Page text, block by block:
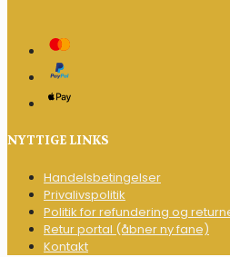
NYTTIGE LINKS
Handelsbetingelser
Privalivspolitik
Politik for refundering og
Retur portal (åbner ny fane)
Kontakt